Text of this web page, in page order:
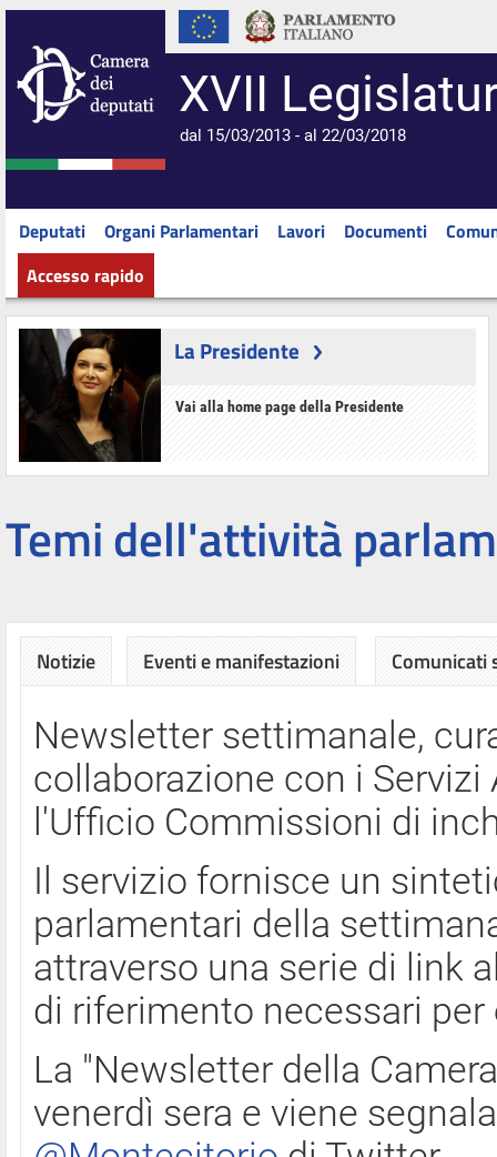
XVII
dal 15/03/2013 - al 22/03/2018
Deputati Organi Parlamentari Lavori Documenti
Accesso rapido
La Presidente
Vai alla home page della Presidente
Temi dell'attività
Notizie Eventi e manifestazioni Comunicati
Newsletter settimanale,
collaborazione con i
l'Ufficio Commissioni di
Il servizio fornisce un
parlamentari della
attraverso una serie di link
di riferimento necessari
La "Newsletter della
venerdì sera e viene